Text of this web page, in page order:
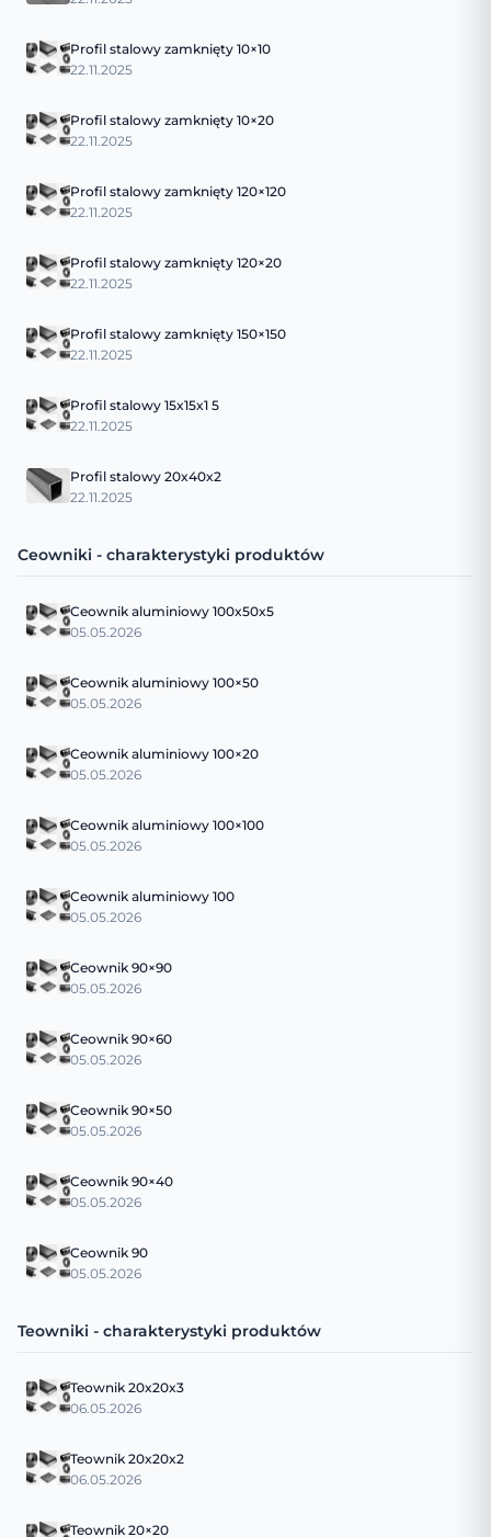
Profil stalowy zamknięty 10×10
22.11.2025
Profil stalowy zamknięty 10×20
22.11.2025
Profil stalowy zamknięty 120×120
22.11.2025
Profil stalowy zamknięty 120×20
22.11.2025
Profil stalowy zamknięty 150×150
22.11.2025
Profil stalowy 15x15x1 5
22.11.2025
Profil stalowy 20x40x2
22.11.2025
Ceowniki - charakterystyki produktów
Ceownik aluminiowy 100x50x5
05.05.2026
Ceownik aluminiowy 100×50
05.05.2026
Ceownik aluminiowy 100×20
05.05.2026
Ceownik aluminiowy 100×100
05.05.2026
Ceownik aluminiowy 100
05.05.2026
Ceownik 90×90
05.05.2026
Ceownik 90×60
05.05.2026
Ceownik 90×50
05.05.2026
Ceownik 90×40
05.05.2026
Ceownik 90
05.05.2026
Teowniki - charakterystyki produktów
Teownik 20x20x3
06.05.2026
Teownik 20x20x2
06.05.2026
Teownik 20×20